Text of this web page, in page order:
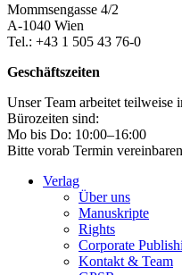
Mommsengasse 4/2
A-1040 Wien
Tel.: +43 1 505 43 76-0
Geschäftszeiten
Unser Team arbeitet teilweise
Bürozeiten sind:
Mo bis Do: 10:00–16:00
Bitte vorab Termin
Verlag
Über uns
Manuskripte
Rights
Corporate
Kontakt & Team